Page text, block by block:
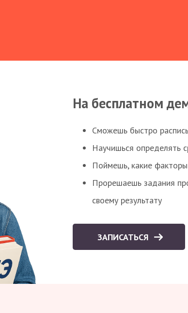
На бесплатном
Сможешь быстро
Научишься определять
Поймешь, какие
Прорешаешь задания
своему результату
ЗАПИСАТЬСЯ